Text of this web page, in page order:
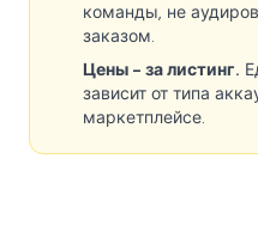
команды, не
заказом.
Цены - за листинг.
зависит от типа
маркетплейсе.